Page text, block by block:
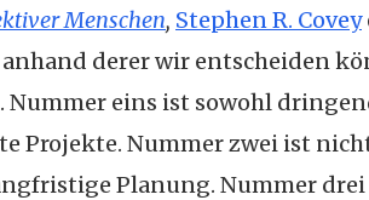
Menschen, Stephen R. Covey
derer wir entscheiden
eins ist sowohl
Projekte. Nummer zwei ist
Planung. Nummer